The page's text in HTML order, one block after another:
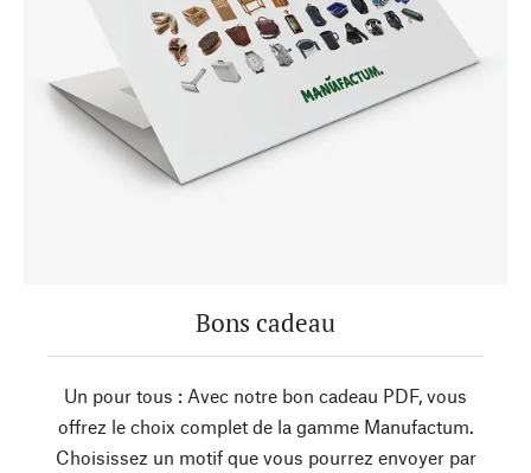
Bons cadeau
Un pour tous : Avec notre bon cadeau PDF, vous
offrez le choix complet de la gamme Manufactum.
Choisissez un motif que vous pourrez envoyer par